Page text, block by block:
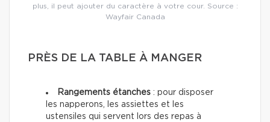
plus, il peut ajouter du caractère à votre cour. Source :
Wayfair Canada
PRÈS DE LA TABLE À MANGER
Rangements étanches : pour disposer
les napperons, les assiettes et les
ustensiles qui servent lors des repas à